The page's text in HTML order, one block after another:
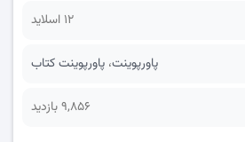
12 اسلاید
پاورپوینت، پاورپوینت کتاب
9,856 بازدید